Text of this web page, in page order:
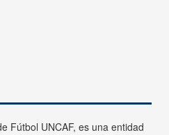
Fútbol UNCAF, es una entidad